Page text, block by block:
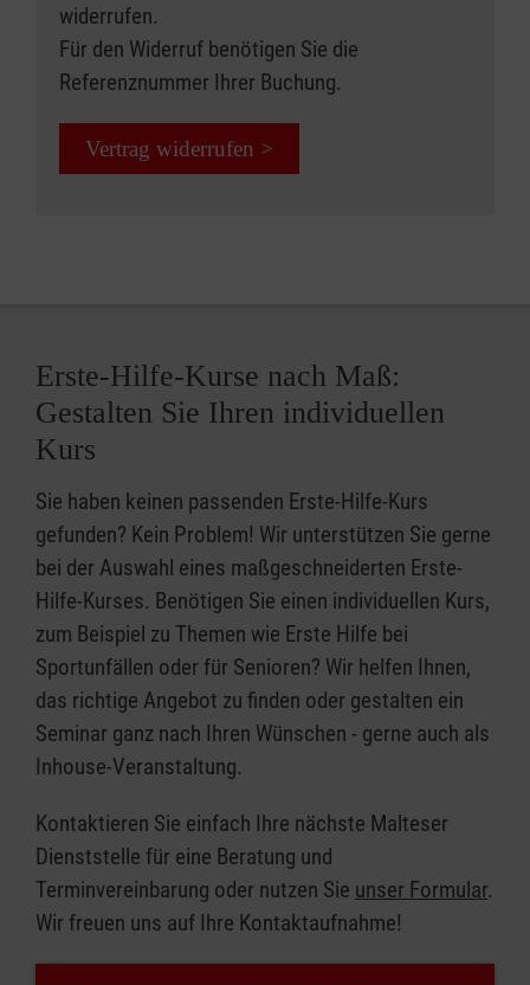
widerrufen.
Für den Widerruf benötigen Sie die
Referenznummer Ihrer Buchung.
Vertrag widerrufen >
Erste-Hilfe-Kurse nach Maß:
Gestalten Sie Ihren individuellen
Kurs
Sie haben keinen passenden Erste-Hilfe-Kurs
gefunden? Kein Problem! Wir unterstützen Sie gerne
bei der Auswahl eines maßgeschneiderten Erste-
Hilfe-Kurses. Benötigen Sie einen individuellen Kurs,
zum Beispiel zu Themen wie Erste Hilfe bei
Sportunfällen oder für Senioren? Wir helfen Ihnen,
das richtige Angebot zu finden oder gestalten ein
Seminar ganz nach Ihren Wünschen - gerne auch als
Inhouse-Veranstaltung.
Kontaktieren Sie einfach Ihre nächste Malteser
Dienststelle für eine Beratung und
Terminvereinbarung oder nutzen Sie unser Formular.
Wir freuen uns auf Ihre Kontaktaufnahme!